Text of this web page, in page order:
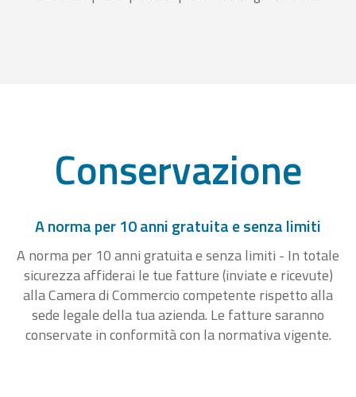
Conservazione
A norma per 10 anni gratuita e senza limiti
A norma per 10 anni gratuita e senza limiti - In totale
sicurezza affiderai le tue fatture (inviate e ricevute)
alla Camera di Commercio competente rispetto alla
sede legale della tua azienda. Le fatture saranno
conservate in conformità con la normativa vigente.